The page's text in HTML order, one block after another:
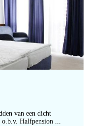
van een dicht
o.b.v. Halfpension ...